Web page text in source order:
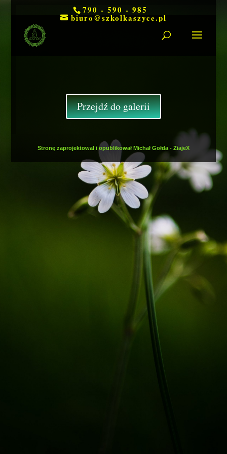
790 - 590 - 985
biuro@szkolkaszyce.pl
Przejdź do galerii
Stronę zaprojektował i opublikował Michał Gołda - ZiajeX